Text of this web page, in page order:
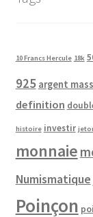
10 Francs Hercule 18k
925 argent
definition
histoire investir
monnaie
Numismatique
Poinçon